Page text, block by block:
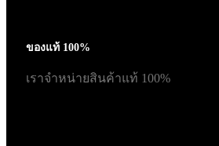
ของแท้ 100%
เราจำหน่ายสินค้าแท้ 100%